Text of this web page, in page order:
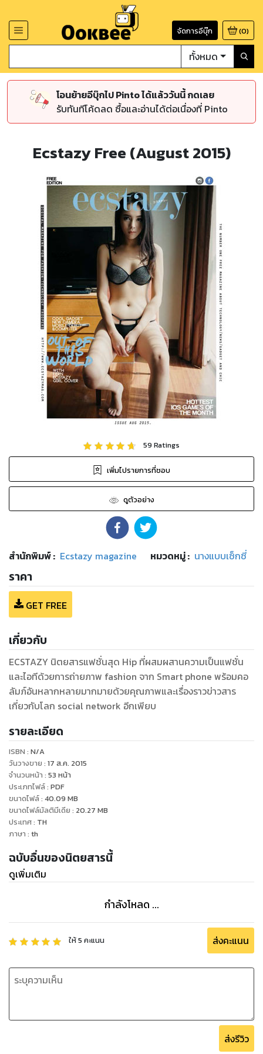
จัดการอีบุ๊ก (0)
ทั้งหมด
โอนย้ายอีบุ๊กไป Pinto ได้แล้ววันนี้ กดเลย
รับทันทีโค้ดลด ซื้อและอ่านได้ต่อเนื่องที่ Pinto
Ecstazy Free (August 2015)
59Ratings
เพิ่มไปรายการที่ชอบ
ดูตัวอย่าง
สำนักพิมพ์: Ecstazy magazine หมวดหมู่: นางแบบเซ็กซี่
ราคา
GET FREE
เกี่ยวกับ
ECSTAZY นิตยสารแฟชั่นสุด Hip ที่ผสมผสานความเป็นแฟชั่น
และไอทีด้วยการถ่ายภาพ fashion จาก Smart phone พร้อมคอ
ลัมภ์อันหลากหลายมากมายด้วยคุณภาพและเรื่องราวข่าวสาร
เกี่ยวกับโลก social network อีกเพียบ
รายละเอียด
ISBN : N/A
วันวางขาย : 17 ส.ค. 2015
จำนวนหน้า : 53 หน้า
ประเภทไฟล์: PDF
ขนาดไฟล์: 40.09 MB
ขนาดไฟล์มัลติมีเดีย : 20.27 MB
ประเทศ: TH
ภาษา : th
ฉบับอื่นของนิตยสารนี้
ดูเพิ่มเติม
กำลังโหลด ...
ให้5 คะแนน ส่งคะแนน
ส่งรีวิว